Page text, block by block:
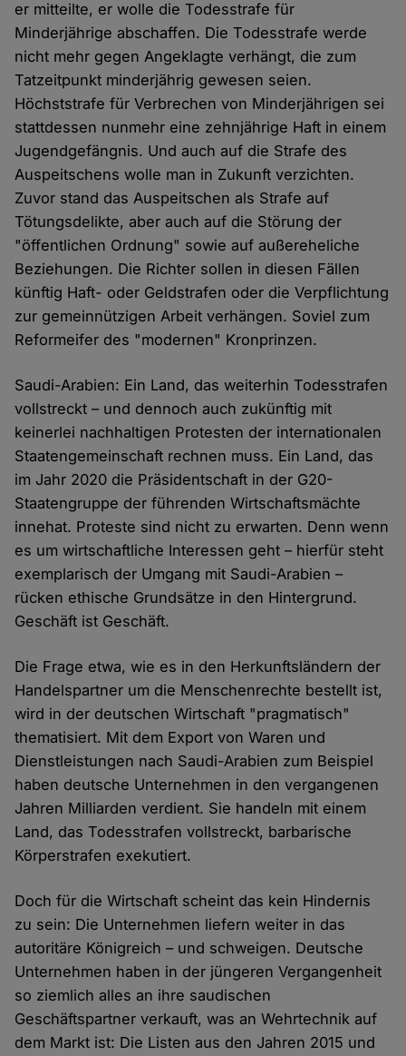
er mitteilte, er wolle die Todesstrafe für
Minderjährige abschaffen. Die Todesstrafe werde
nicht mehr gegen Angeklagte verhängt, die zum
Tatzeitpunkt minderjährig gewesen seien.
Höchststrafe für Verbrechen von Minderjährigen sei
stattdessen nunmehr eine zehnjährige Haft in einem
Jugendgefängnis. Und auch auf die Strafe des
Auspeitschens wolle man in Zukunft verzichten.
Zuvor stand das Auspeitschen als Strafe auf
Tötungsdelikte, aber auch auf die Störung der
"öffentlichen Ordnung" sowie auf außereheliche
Beziehungen. Die Richter sollen in diesen Fällen
künftig Haft- oder Geldstrafen oder die Verpflichtung
zur gemeinnützigen Arbeit verhängen. Soviel zum
Reformeifer des "modernen" Kronprinzen.
Saudi-Arabien: Ein Land, das weiterhin Todesstrafen
vollstreckt – und dennoch auch zukünftig mit
keinerlei nachhaltigen Protesten der internationalen
Staatengemeinschaft rechnen muss. Ein Land, das
im Jahr 2020 die Präsidentschaft in der G20-
Staatengruppe der führenden Wirtschaftsmächte
innehat. Proteste sind nicht zu erwarten. Denn wenn
es um wirtschaftliche Interessen geht – hierfür steht
exemplarisch der Umgang mit Saudi-Arabien –
rücken ethische Grundsätze in den Hintergrund.
Geschäft ist Geschäft.
Die Frage etwa, wie es in den Herkunftsländern der
Handelspartner um die Menschenrechte bestellt ist,
wird in der deutschen Wirtschaft "pragmatisch"
thematisiert. Mit dem Export von Waren und
Dienstleistungen nach Saudi-Arabien zum Beispiel
haben deutsche Unternehmen in den vergangenen
Jahren Milliarden verdient. Sie handeln mit einem
Land, das Todesstrafen vollstreckt, barbarische
Körperstrafen exekutiert.
Doch für die Wirtschaft scheint das kein Hindernis
zu sein: Die Unternehmen liefern weiter in das
autoritäre Königreich – und schweigen. Deutsche
Unternehmen haben in der jüngeren Vergangenheit
so ziemlich alles an ihre saudischen
Geschäftspartner verkauft, was an Wehrtechnik auf
dem Markt ist: Die Listen aus den Jahren 2015 und